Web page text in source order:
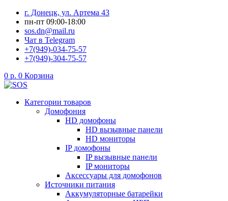
Перейти
содержимому
г. Донецк, ул. Артема 43
пн-пт 09:00-18:00
sos.dn@mail.ru
Чат в Telegram
+7(949)-034-75-57
+7(949)-304-75-57
0 р. 0 Корзина
Категории товаров
Домофония
HD домофоны
HD вызывные панели
HD мониторы
IP домофоны
IP вызывные панели
IP мониторы
Аксессуары для домофонов
Источники питания
Аккумуляторные батарейки